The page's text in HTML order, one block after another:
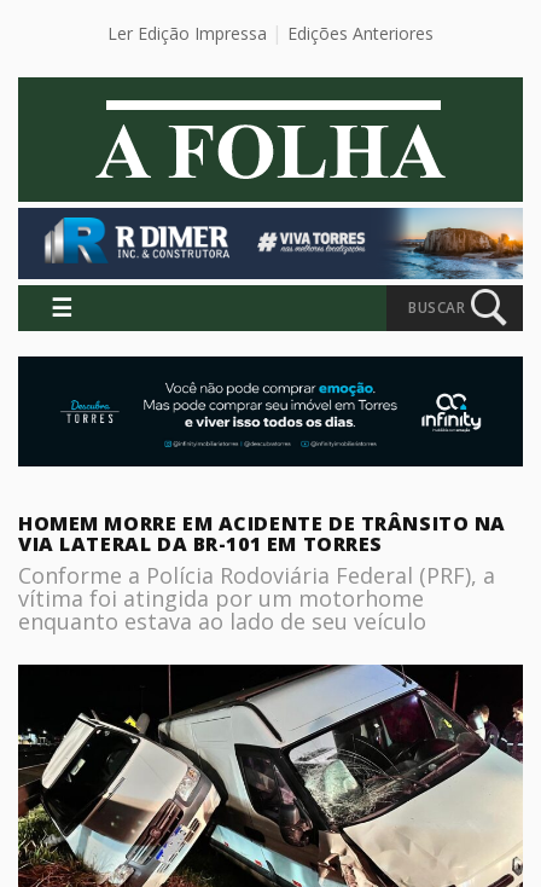
Ler Edição Impressa Edições Anteriores
☰ BUSCAR
HOMEM MORRE EM ACIDENTE DE TRÂNSITO NA
VIA LATERAL DA BR-101 EM TORRES
Conforme a Polícia Rodoviária Federal (PRF), a
vítima foi atingida por um motorhome
enquanto estava ao lado de seu veículo